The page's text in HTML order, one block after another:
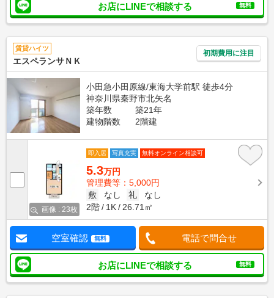
お店にLINEで相談する 無料
賃貸ハイツ
エスペランサＮＫ
初期費用に注目
小田急小田原線/東海大学前駅 徒歩4分
神奈川県秦野市北矢名
築年数
築21年
建物階数
2階建
画像 : 23枚
即入居 写真充実 無料オンライン相談可
5.3万円
管理費等：5,000円
敷
なし 礼
なし
2階
1K 26.71㎡
空室確認 無料 電話で問合せ
お店にLINEで相談する 無料